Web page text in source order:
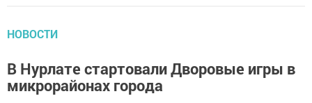
НОВОСТИ
В Нурлате стартовали Дворовые игры в
микрорайонах города